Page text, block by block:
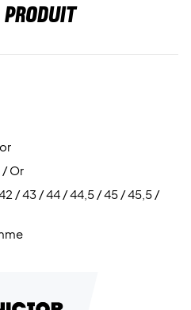
/ Or
/ 43 / 44 / 44,5 / 45 / 45,5 /